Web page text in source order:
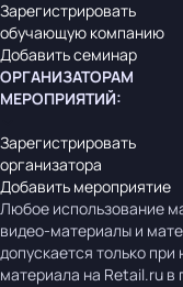
Зарегистрировать
обучающую компанию
Добавить семинар
ОРГАНИЗАТОРАМ
МЕРОПРИЯТИЙ:
Зарегистрировать
организатора
Добавить мероприятие
Любое использование
видео-материалы и
допускается только
материала на Retail.ru в